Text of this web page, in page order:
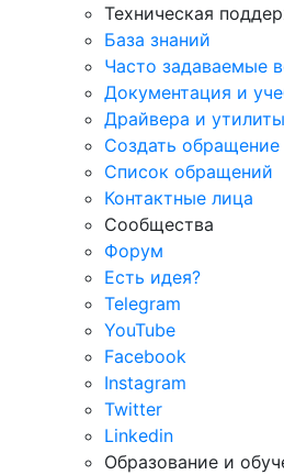
Техническая
База знаний
Часто задаваемые
Документация и
Драйвера и утилиты
Создать
Список обращений
Контактные лица
Сообщества
Форум
Есть идея?
Telegram
YouTube
Facebook
Instagram
Twitter
Linkedin
Образование и